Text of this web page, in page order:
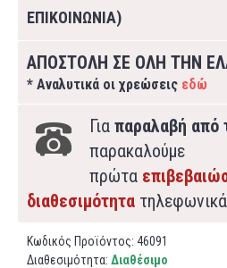
ΕΠΙΚΟΙΝΩΝΙΑ)
ΑΠΟΣΤΟΛΗ ΣΕ ΟΛΗ ΤΗΝ
* Αναλυτικά οι χρεώσεις εδώ
Για παραλαβή από
παρακαλούμε
πρώτα
διαθεσιμότητα τηλεφωνικά
Κωδικός Προϊόντος: 46091
Διαθεσιμότητα: Διαθέσιμο